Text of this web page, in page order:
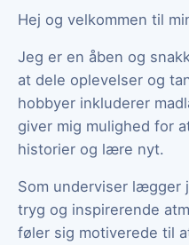
Hej og velkommen til
Jeg er en åben og
at dele oplevelser og
hobbyer inkluderer
giver mig mulighed for
historier og lære nyt.
Som underviser lægger
tryg og inspirerende
føler sig motiverede til